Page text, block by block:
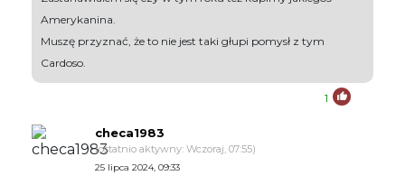
Amerykanina.
Muszę przyznać, że to nie jest taki głupi pomysł z tym
Cardoso.
1
checa1983
(ostatnio aktywny: Wczoraj, 07:55)
25 lipca 2024, 09:33